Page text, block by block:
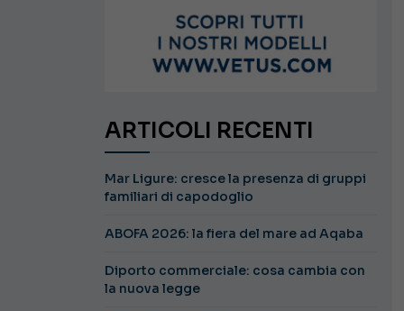
ARTICOLI RECENTI
Mar Ligure: cresce la presenza di gruppi
familiari di capodoglio
ABOFA 2026: la fiera del mare ad Aqaba
Diporto commerciale: cosa cambia con
la nuova legge